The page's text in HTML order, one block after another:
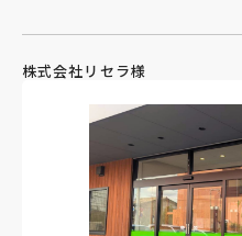
株式会社リセラ様